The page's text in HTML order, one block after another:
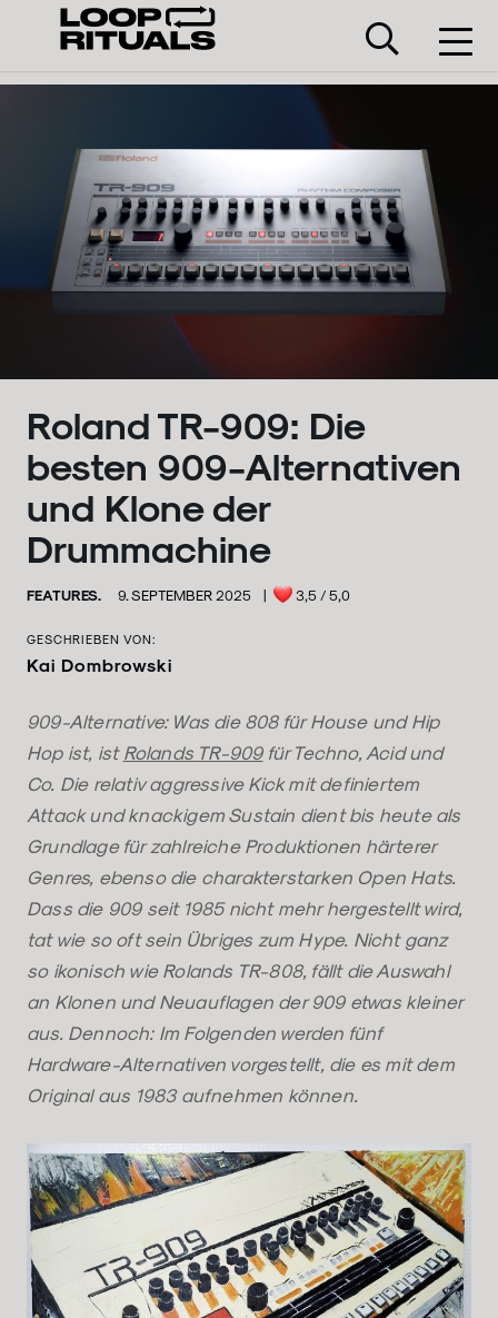
Roland TR-909: Die
besten 909-Alternativen
und Klone der
Drummachine
FEATURES. 9. SEPTEMBER 2025 | 3,5 / 5,0
GESCHRIEBEN VON:
Kai Dombrowski
909-Alternative: Was die 808 für House und Hip
Hop ist, ist Rolands TR-909für Techno, Acid und
Co. Die relativ aggressive Kick mit definiertem
Attack und knackigem Sustain dient bis heute als
Grundlage für zahlreiche Produktionen härterer
Genres, ebenso die charakterstarken Open Hats.
Dass die 909 seit 1985 nicht mehr hergestellt wird,
tat wie so oft sein Übriges zum Hype. Nicht ganz
so ikonisch wie Rolands TR-808, fällt die Auswahl
an Klonen und Neuauflagen der 909 etwas kleiner
aus. Dennoch: Im Folgenden werden fünf
Hardware-Alternativen vorgestellt, die es mit dem
Original aus 1983 aufnehmen können.